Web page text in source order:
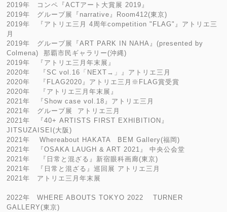
2019年 コンペ『ACTアート大賞展 2019』
2019年 グループ展『narrative』Room412(東京)
2019年 『アトリエ三月 4周年competition "FLAG"』アトリエ三
月
2019年 グループ展『ART PARK IN NAHA』(presented by
Colmena) 那覇市民ギャラリー(沖縄)
2019年 『アトリエ三月年末展』
2020年 『SC vol.16「NEXT→」』アトリエ三月
2020年 『FLAG2020』アトリエ三月※FLAG賞受賞
2020年 『アトリエ三月年末展』
2021年 『Show case vol.18』アトリエ三月
2021年 グループ展 アトリエ三月
2021年 『40+ ARTISTS FIRST EXHIBITION』
JITSUZAISEI(大阪)
2021年 Whereabout HAKATA BEM Gallery(福岡)
2021年 『OSAKA LAUGH & ART 2021』 中央公会堂
2021年 『日常と混ざる』新宿眼科画廊(東京)
2021年 『日常と混ざる』巡回展 アトリエ三月
2021年 アトリエ三月年末展
2022年 WHERE ABOUTS TOKYO 2022 TURNER
GALLERY(東京)